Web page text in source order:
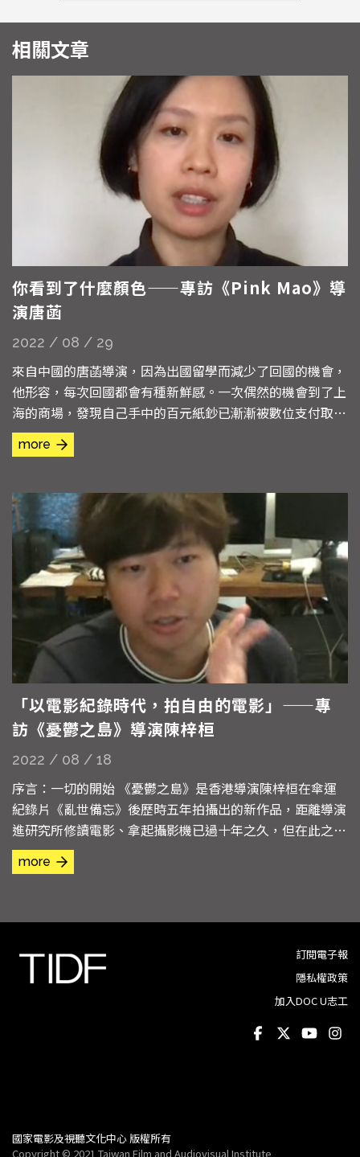
相關文章
你看到了什麼顏色——專訪《Pink Mao》導
演唐菡
2022 / 08 / 29
來自中國的唐菡導演，因為出國留學而減少了回國的機會，
他形容，每次回國都會有種新鮮感。一次偶然的機會到了上
海的商場，發現自己手中的百元紙鈔已漸漸被數位支付取代
了。「我當時意識到，手裡這張一百元可能已經開始變得慢
慢不可見了，或者進一步地說，貨幣上毛澤東的肖像正在逐
系裡面，那麼毛的形象又會何去何從。所以從這個之後我就
會開始慢慢關注這個問題...
more
「以電影紀錄時代，拍自由的電影」——專
訪《憂鬱之島》導演陳梓桓
2022 / 08 / 18
序言：一切的開始 《憂鬱之島》是香港導演陳梓桓在傘運
紀錄片《亂世備忘》後歷時五年拍攝出的新作品，距離導演
進研究所修讀電影、拿起攝影機已過十年之久，但在此之
前，導演其實是念政治相關科系的，前後所學習的東西不斷
積累，堆砌成導演獨特的觀點和作品。 在2014年雨傘運動
more
訂閱電子報
隱私權政策
加入DOC U志工
國家電影及視聽文化中心 版權所有
Copyright © 2021 Taiwan Film and Audiovisual Institute